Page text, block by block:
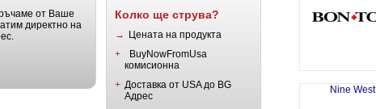
от Ваше
директно на
Колко ще струва?
→
Цената на продукта
+
BuyNowFromUsa
комисионна
+ Доставка от USA до BG
Адрес
Nine West